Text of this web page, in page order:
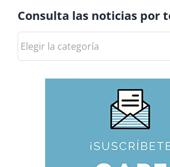
Consulta las noticias por
Consulta
las